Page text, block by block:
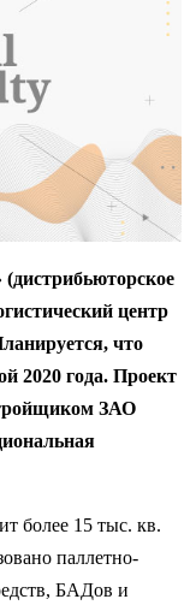
центр
что
2020 года. Проект
ЗАО
более 15 тыс. кв.
паллетно-
БАДов и